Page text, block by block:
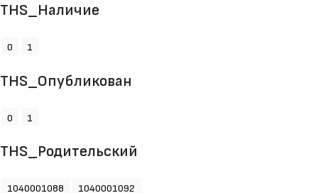
THS_Наличие
0 1
THS_Опубликован
0 1
THS_Родительский
1040001088
1040001092